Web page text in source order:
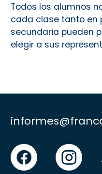
Todos los alumnos
cada clase tanto en
secundaria pueden
elegir a sus
facebook instgram